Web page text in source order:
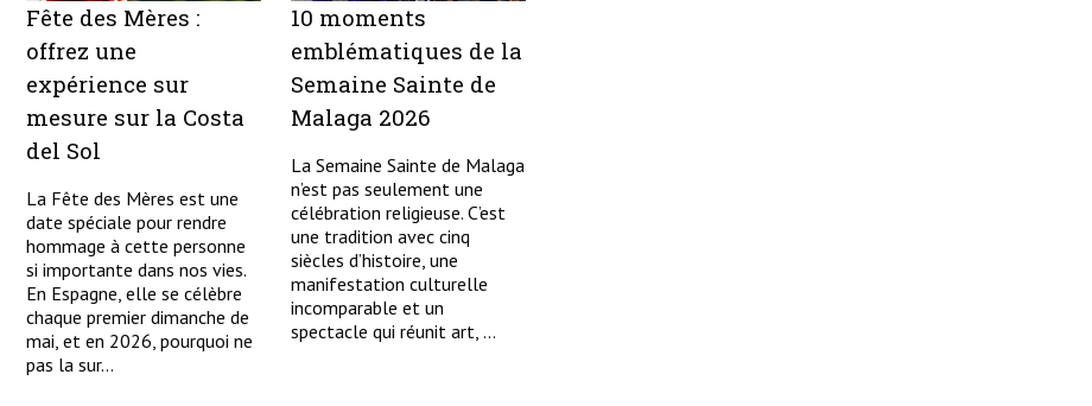
Fête des Mères :
offrez une
expérience sur
mesure sur la Costa
del Sol
La Fête des Mères est une
date spéciale pour rendre
hommage à cette personne
si importante dans nos vies.
En Espagne, elle se célèbre
chaque premier dimanche de
mai, et en 2026, pourquoi ne
pas la sur...
10 moments
emblématiques de la
Semaine Sainte de
Malaga 2026
La Semaine Sainte de Malaga
n’est pas seulement une
célébration religieuse. C’est
une tradition avec cinq
siècles d’histoire, une
manifestation culturelle
incomparable et un
spectacle qui réunit art, ...